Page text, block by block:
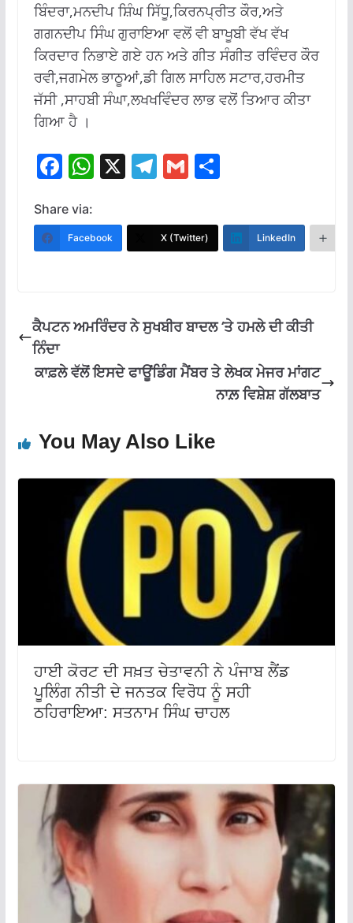
ਬਿੰਦਰਾ,ਮਨਦੀਪ ਸ਼ਿੰਘ ਸਿੱਧੂ,ਕਿਰਨਪ੍ਰੀਤ ਕੌਰ,ਅਤੇ
ਗਗਨਦੀਪ ਸਿੰਘ ਗੁਰਾਇਆ ਵਲੋਂ ਵੀ ਬਾਖੂਬੀ ਵੱਖ ਵੱਖ
ਕਿਰਦਾਰ ਨਿਭਾਏ ਗਏ ਹਨ ਅਤੇ ਗੀਤ ਸੰਗੀਤ ਰਵਿੰਦਰ ਕੌਰ
ਰਵੀ,ਜਗਮੇਲ ਭਾਠੂਆਂ,ਡੀ ਗਿਲ ਸਾਹਿਲ ਸਟਾਰ,ਹਰਮੀਤ
ਜੱਸੀ ,ਸਾਹਬੀ ਸੰਘਾ,ਲਖਖਵਿੰਦਰ ਲਾਭ ਵਲੋਂ ਤਿਆਰ ਕੀਤਾ
ਗਿਆ ਹੈ ।
F
e
b
k
W
at
s
p
X T
e
gr
G
ai
l
S
ar
e
Share via:
Facebook X (Twitter) LinkedIn
ਕੈਪਟਨ ਅਮਰਿੰਦਰ ਨੇ ਸੁਖਬੀਰ ਬਾਦਲ ‘ਤੇ ਹਮਲੇ ਦੀ ਕੀਤੀ
ਨਿੰਦਾ
ਕਾਫ਼ਲੇ ਵੱਲੋਂ ਇਸਦੇ ਫਾਊਂਡਿੰਗ ਮੈਂਬਰ ਤੇ ਲੇਖਕ ਮੇਜਰ ਮਾਂਗਟ
ਨਾਲ਼ ਵਿਸ਼ੇਸ਼ ਗੱਲਬਾਤ
You May Also Like
ਹਾਈ ਕੋਰਟ ਦੀ ਸਖ਼ਤ ਚੇਤਾਵਨੀ ਨੇ ਪੰਜਾਬ ਲੈਂਡ
ਪੂਲਿੰਗ ਨੀਤੀ ਦੇ ਜਨਤਕ ਵਿਰੋਧ ਨੂੰ ਸਹੀ
ਠਹਿਰਾਇਆ: ਸਤਨਾਮ ਸਿੰਘ ਚਾਹਲ